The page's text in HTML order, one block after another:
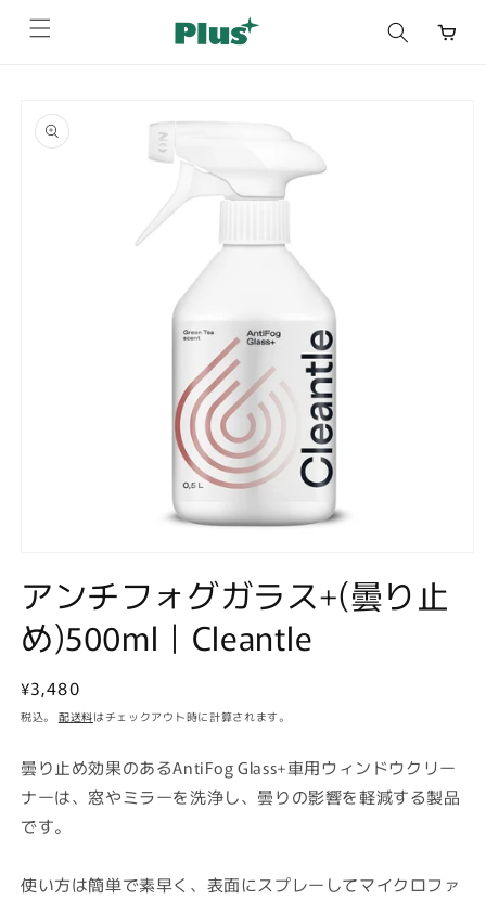
ンツに
進む
報にス
キップ
ダ
で
ィ
ア
開
く
アンチフォグガラス+(曇り止
め)500ml｜Cleantle
通
常
格
¥3,480
税込。 配送料はチェックアウト時に計算されます。
曇り止め効果のあるAntiFog Glass+車用ウィンドウクリー
ナーは、窓やミラーを洗浄し、曇りの影響を軽減する製品
です。
使い方は簡単で素早く、表面にスプレーしてマイクロファ